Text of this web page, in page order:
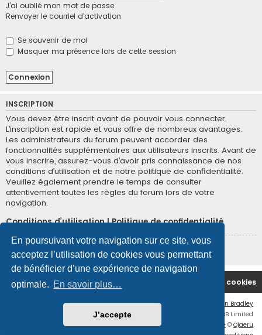
En poursuivant votre navigation sur ce site, vous
acceptez l’utilisation de cookies vous permettant
de bénéficier d’une expérience de navigation
optimale. En savoir plus…
J’accepte
J’ai oublié mon mot de passe
Renvoyer le courriel d’activation
Se souvenir de moi
Masquer ma présence lors de cette session
INSCRIPTION
Vous devez être inscrit avant de pouvoir vous connecter.
L’inscription est rapide et vous offre de nombreux avantages.
Les administrateurs du forum peuvent accorder des
fonctionnalités supplémentaires aux utilisateurs inscrits. Avant de
vous inscrire, assurez-vous d’avoir pris connaissance de nos
conditions d’utilisation et de notre politique de confidentialité.
Veuillez également prendre le temps de consulter
attentivement toutes les règles du forum lors de votre
navigation.
Conditions d’utilisation|Politique de confidentialité
Inscription
Site Principal Accueil du Forum Supprimer les cookies
Ian Bradley
Développé parphpBB
® Forum Software © phpBB Limited
Traduction française officielle © Qiaeru